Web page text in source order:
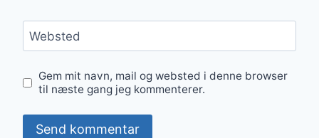
Websted
Gem mit navn, mail og websted i denne browser
til næste gang jeg kommenterer.